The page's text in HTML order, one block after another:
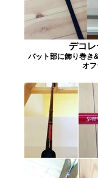
デコ
バット部に飾り巻き
オ